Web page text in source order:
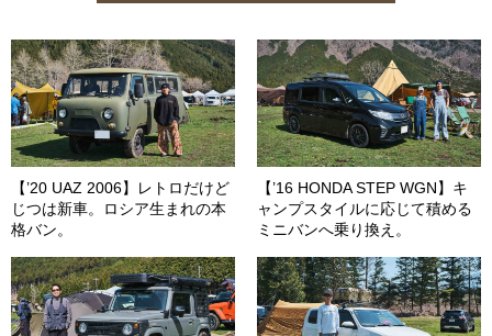
【’20 UAZ 2006】レトロだけど
じつは新車。ロシア生まれの本
格バン。
【’16 HONDA STEP WGN】キ
ャンプスタイルに応じて積める
ミニバンへ乗り換え。